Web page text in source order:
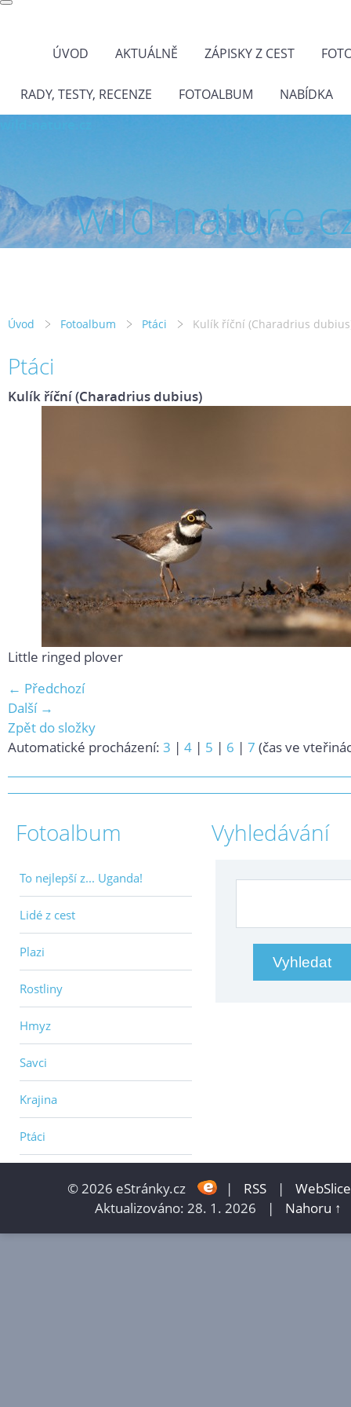
ÚVOD AKTUÁLNĚ ZÁPISKY Z CEST
RADY, TESTY, RECENZE FOTOALBUM NABÍDKA
wild-
Úvod Fotoalbum Ptáci Kulík říční (Charadrius
Ptáci
Kulík říční (Charadrius dubius)
Little ringed plover
← Předchozí
Další →
Zpět do složky
Automatické procházení: 3 | 4 | 5 | 6 | 7 (čas ve
Fotoalbum
To nejlepší z... Uganda!
Lidé z cest
Plazi
Rostliny
Hmyz
Savci
Krajina
Ptáci
Vyhledávání
© 2026 eStránky.cz | RSS |
WebSlice
Aktualizováno: 28. 1. 2026
| Nahoru ↑